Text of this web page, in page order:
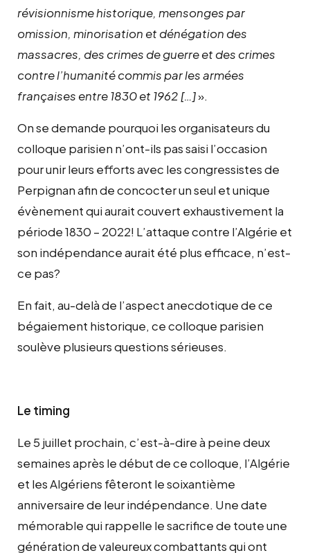
révisionnisme historique, mensonges par
omission, minorisation et dénégation des
massacres, des crimes de guerre et des crimes
contre l’humanité commis par les armées
françaises entre 1830 et 1962 […]».
On se demande pourquoi les organisateurs du
colloque parisien n’ont-ils pas saisi l’occasion
pour unir leurs efforts avec les congressistes de
Perpignan afin de concocter un seul et unique
évènement qui aurait couvert exhaustivement la
période 1830 – 2022! L’attaque contre l’Algérie et
son indépendance aurait été plus efficace, n’est-
ce pas?
En fait, au-delà de l’aspect anecdotique de ce
bégaiement historique, ce colloque parisien
soulève plusieurs questions sérieuses.
Le timing
Le 5 juillet prochain, c’est-à-dire à peine deux
semaines après le début de ce colloque, l’Algérie
et les Algériens fêteront le soixantième
anniversaire de leur indépendance. Une date
mémorable qui rappelle le sacrifice de toute une
génération de valeureux combattants qui ont